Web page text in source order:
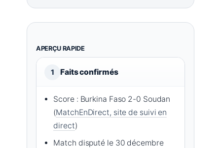
APERÇU RAPIDE
1 Faits confirmés
Score : Burkina Faso 2-0 Soudan
(MatchEnDirect, site de suivi en
direct)
Match disputé le 30 décembre